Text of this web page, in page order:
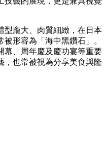
型龐大、肉質細緻，在日本
形容為「海中黑鑽石」。
幕、周年慶及慶功宴等重要
，也常被視為分享美食與隆